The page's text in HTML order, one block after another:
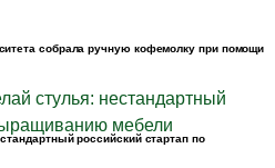
собрала ручную кофемолку при помощи
российский стартап по